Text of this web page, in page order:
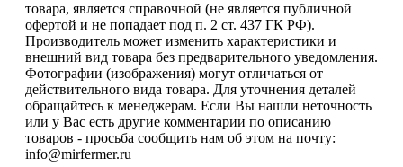
товара, является справочной (не является публичной
офертой и не попадает под п. 2 ст. 437 ГК РФ).
Производитель может изменить характеристики и
внешний вид товара без предварительного уведомления.
Фотографии (изображения) могут отличаться от
действительного вида товара. Для уточнения деталей
обращайтесь к менеджерам. Если Вы нашли неточность
или у Вас есть другие комментарии по описанию
товаров - просьба сообщить нам об этом на почту:
info@mirfermer.ru